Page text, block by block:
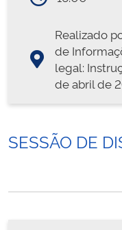
Realizado
de
legal:
de abril de
SESSÃO DE